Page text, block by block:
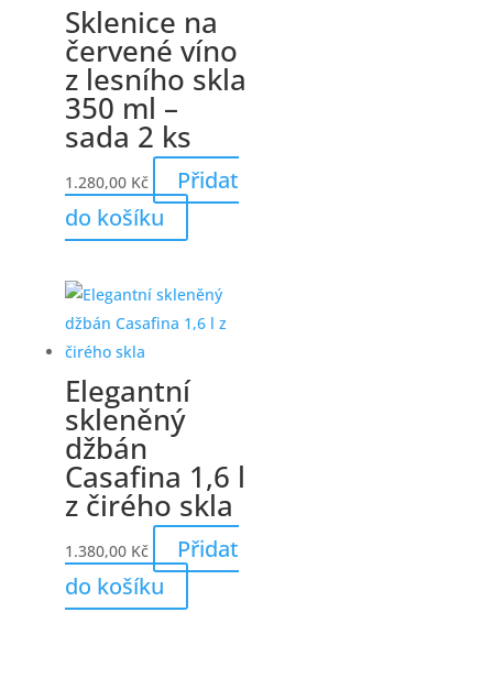
Sklenice na
červené víno
z lesního skla
350 ml –
sada 2 ks
1.280,00 Kč
Přidat
do košíku
Elegantní
skleněný
džbán
Casafina 1,6 l
z čirého skla
1.380,00 Kč
Přidat
do košíku